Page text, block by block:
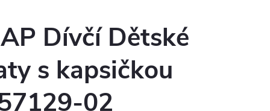
Dívčí Dětské
s kapsičkou
02